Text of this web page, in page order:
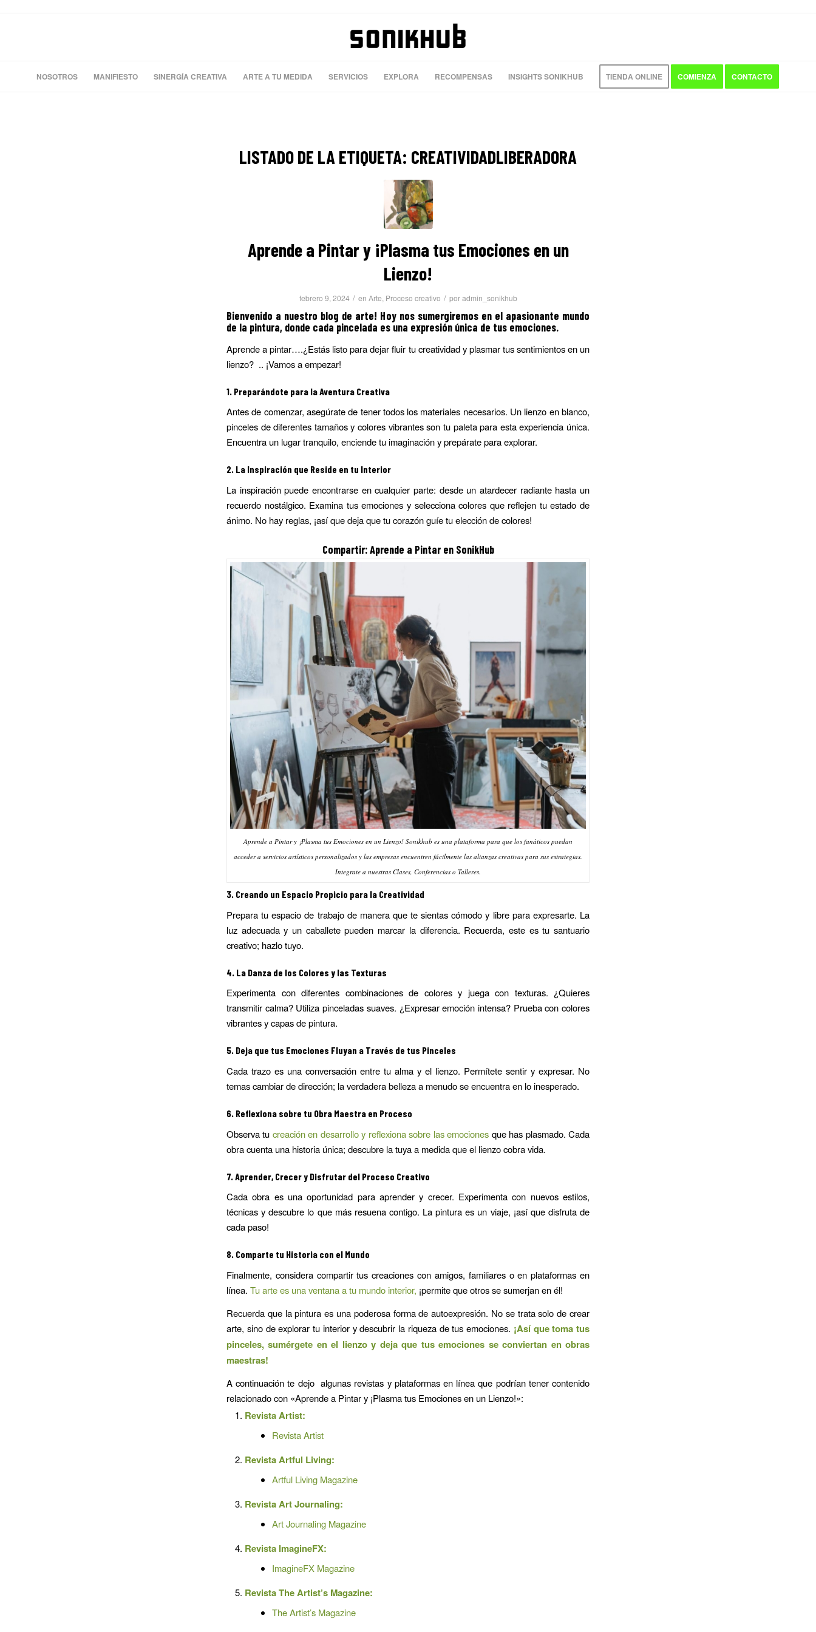
NOSOTROS MANIFIESTO SINERGÍA CREATIVA ARTE A TU MEDIDA SERVICIOS EXPLORA RECOMPENSAS INSIGHTS SONIKHUB TIENDA ONLINE COMIENZA CONTACTO
LISTADO DE LA ETIQUETA: CREATIVIDADLIBERADORA
Aprende a Pintar y ¡Plasma tus Emociones en un
Lienzo!
febrero 9, 2024 / en Arte, Proceso creativo / poradmin_sonikhub
Bienvenido a nuestro blog de arte! Hoy nos sumergiremos en el apasionante mundo
de la pintura, donde cada pincelada es una expresión única de tus emociones.
Aprende a pintar….¿Estás listo para dejar fluir tu creatividad y plasmar tus sentimientos en un
lienzo? .. ¡Vamos a empezar!
1. Preparándote para la Aventura Creativa
Antes de comenzar, asegúrate de tener todos los materiales necesarios. Un lienzo en blanco,
pinceles de diferentes tamaños y colores vibrantes son tu paleta para esta experiencia única.
Encuentra un lugar tranquilo, enciende tu imaginación y prepárate para explorar.
2. La Inspiración que Reside en tu Interior
La inspiración puede encontrarse en cualquier parte: desde un atardecer radiante hasta un
recuerdo nostálgico. Examina tus emociones y selecciona colores que reflejen tu estado de
ánimo. No hay reglas, ¡así que deja que tu corazón guíe tu elección de colores!
Compartir:Aprende a Pintar en SonikHub
Aprende a Pintar y ¡Plasma tus Emociones en un Lienzo! Sonikhub es una plataforma para que los fanáticos puedan
acceder a servicios artísticos personalizados y las empresas encuentren fácilmente las alianzas creativas para sus estrategias.
Integrate a nuestras Clases, Conferencias o Talleres.
3. Creando un Espacio Propicio para la Creatividad
Prepara tu espacio de trabajo de manera que te sientas cómodo y libre para expresarte. La
luz adecuada y un caballete pueden marcar la diferencia. Recuerda, este es tu santuario
creativo; hazlo tuyo.
4. La Danza de los Colores y las Texturas
Experimenta con diferentes combinaciones de colores y juega con texturas. ¿Quieres
transmitir calma? Utiliza pinceladas suaves. ¿Expresar emoción intensa? Prueba con colores
vibrantes y capas de pintura.
5. Deja que tus Emociones Fluyan a Través de tus Pinceles
Cada trazo es una conversación entre tu alma y el lienzo. Permítete sentir y expresar. No
temas cambiar de dirección; la verdadera belleza a menudo se encuentra en lo inesperado.
6. Reflexiona sobre tu Obra Maestra en Proceso
Observa tu creación en desarrollo y reflexiona sobre las emociones que has plasmado. Cada
obra cuenta una historia única; descubre la tuya a medida que el lienzo cobra vida.
7. Aprender, Crecer y Disfrutar del Proceso Creativo
Cada obra es una oportunidad para aprender y crecer. Experimenta con nuevos estilos,
técnicas y descubre lo que más resuena contigo. La pintura es un viaje, ¡así que disfruta de
cada paso!
8. Comparte tu Historia con el Mundo
Finalmente, considera compartir tus creaciones con amigos, familiares o en plataformas en
línea. Tu arte es una ventana a tu mundo interior, ¡permite que otros se sumerjan en él!
Recuerda que la pintura es una poderosa forma de autoexpresión. No se trata solo de crear
arte, sino de explorar tu interior y descubrir la riqueza de tus emociones. ¡Así que toma tus
pinceles, sumérgete en el lienzo y deja que tus emociones se conviertan en obras
maestras!
A continuación te dejo algunas revistas y plataformas en línea que podrían tener contenido
relacionado con «Aprende a Pintar y ¡Plasma tus Emociones en un Lienzo!»:
Revista Artist:
Revista Artist
Revista Artful Living:
Artful Living Magazine
Revista Art Journaling:
Art Journaling Magazine
Revista ImagineFX:
ImagineFX Magazine
Revista The Artist’s Magazine:
The Artist’s Magazine